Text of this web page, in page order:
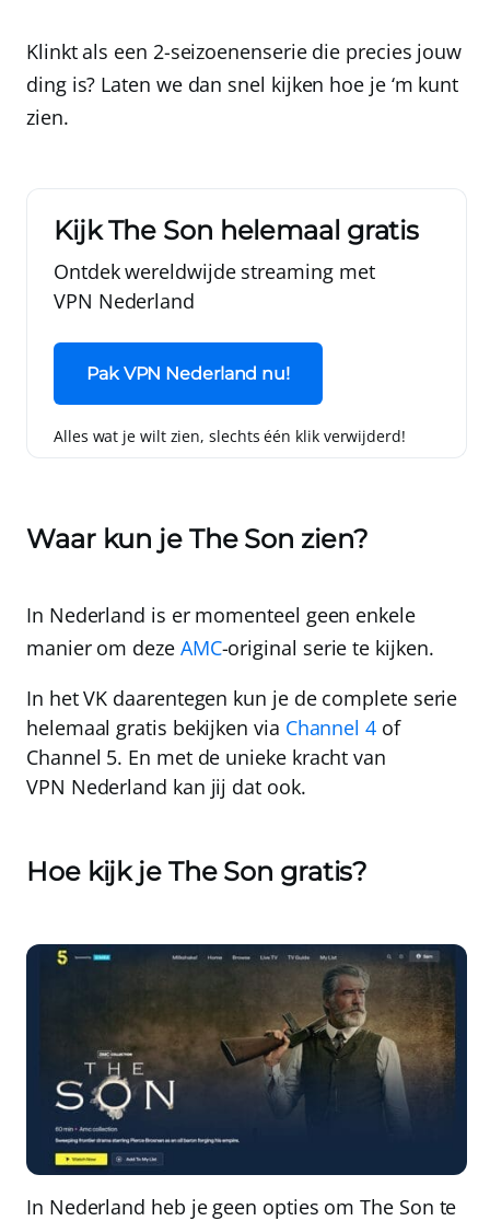
Klinkt als een 2-seizoenenserie die precies jouw
ding is? Laten we dan snel kijken hoe je ‘m kunt
zien.
Kijk The Son helemaal gratis
Ontdek wereldwijde streaming met
VPN Nederland
Pak VPN Nederland nu!
Alles wat je wilt zien, slechts één klik verwijderd!
Waar kun je The Son zien?
In Nederland is er momenteel geen enkele
manier om deze AMC-original serie te kijken.
In het VK daarentegen kun je de complete serie
helemaal gratis bekijken via Channel 4of
Channel 5. En met de unieke kracht van
VPN Nederland kan jij dat ook.
Hoe kijk je The Son gratis?
In Nederland heb je geen opties om The Son te